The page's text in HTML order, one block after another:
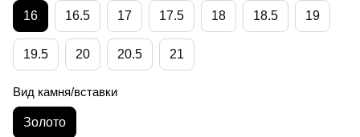
16 16.5 17 17.5 18 18.5 19
19.5 20 20.5 21
Вид камня/вставки
Золото